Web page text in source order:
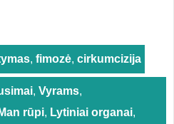
, fimozė, cirkumcizija
, Vyrams,
Man rūpi, Lytiniai organai,